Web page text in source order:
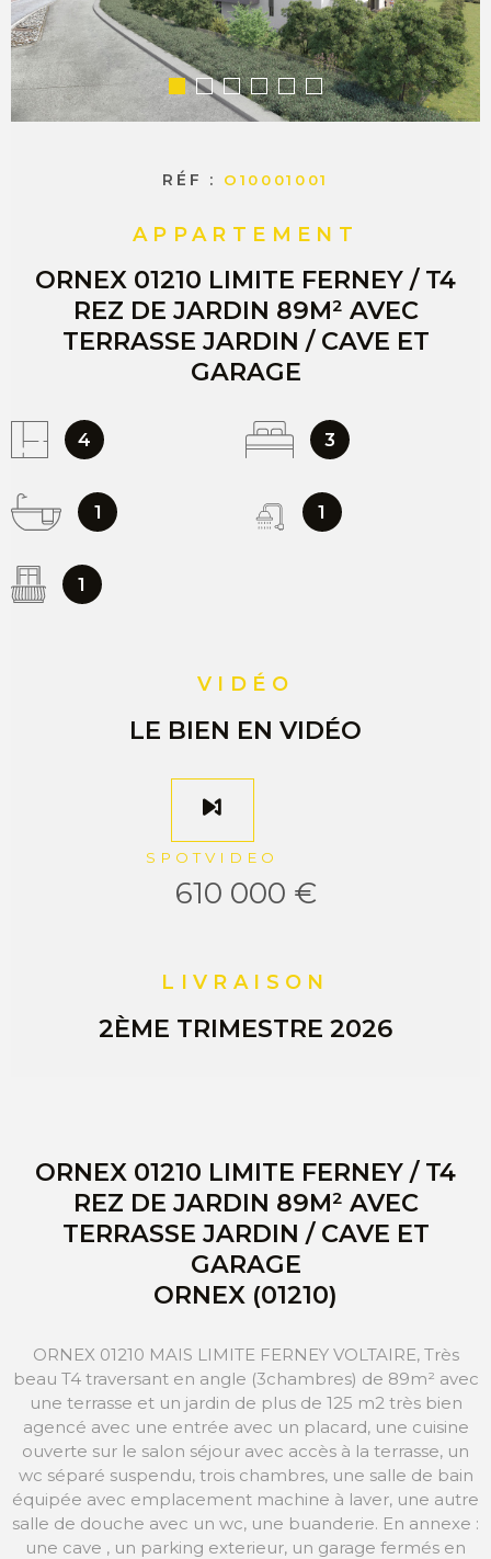
ESTIMER
VENDRE
RÉF : O10001001
APPARTEMENT
ORNEX 01210 LIMITE FERNEY / T4
REZ DE JARDIN 89M² AVEC
TERRASSE JARDIN / CAVE ET
GARAGE
4 3
1 1
1
VIDÉO
LE BIEN EN VIDÉO
SPOTVIDEO
610 000 €
LIVRAISON
2ÈME TRIMESTRE 2026
ORNEX 01210 LIMITE FERNEY / T4
REZ DE JARDIN 89M² AVEC
TERRASSE JARDIN / CAVE ET
GARAGE
ORNEX (01210)
ORNEX 01210 MAIS LIMITE FERNEY VOLTAIRE, Très
beau T4 traversant en angle (3chambres) de 89m² avec
une terrasse et un jardin de plus de 125 m2 très bien
agencé avec une entrée avec un placard, une cuisine
ouverte sur le salon séjour avec accès à la terrasse, un
wc séparé suspendu, trois chambres, une salle de bain
équipée avec emplacement machine à laver, une autre
salle de douche avec un wc, une buanderie. En annexe :
une cave , un parking exterieur, un garage fermés en